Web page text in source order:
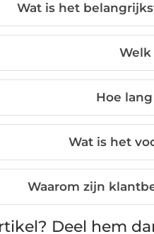
Wat is het
Welk
Hoe
Wat is het
Waarom zijn
Deel hem